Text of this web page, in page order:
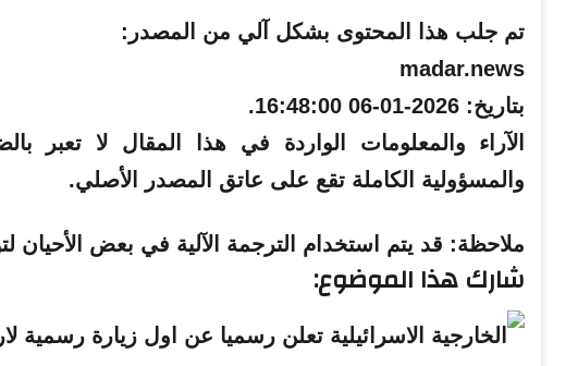
تم جلب هذا المحتوى بشكل آلي من المصدر:
madar.news
بتاريخ: 2026-01-06 16:48:00
.
والمسؤولية الكاملة تقع على عاتق المصدر الأصلي.
ملاحظة: قد يتم استخدام الترجمة الآلية في بعض الأحيان
شارك هذا الموضوع: